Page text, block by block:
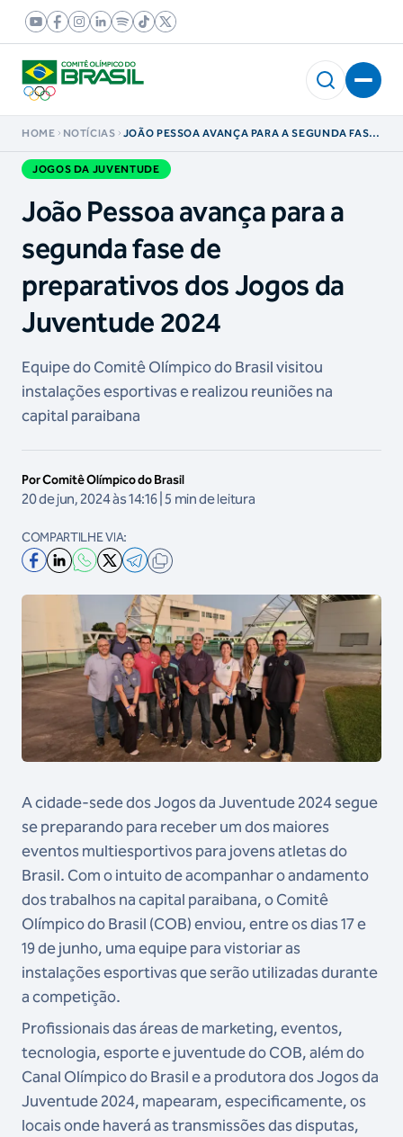
HOME NOTÍCIAS
JOÃO PESSOA AVANÇA PARA A SEGUNDA FASE
2024
JOGOS DA JUVENTUDE
João Pessoa avança para a
segunda fase de
preparativos dos Jogos da
Juventude 2024
Equipe do Comitê Olímpico do Brasil visitou
instalações esportivas e realizou reuniões na
capital paraibana
Por Comitê Olímpico do Brasil
20 de jun, 2024 às 14:16 | 5 min de leitura
COMPARTILHE VIA:
A cidade-sede dos Jogos da Juventude 2024 segue
se preparando para receber um dos maiores
eventos multiesportivos para jovens atletas do
Brasil. Com o intuito de acompanhar o andamento
dos trabalhos na capital paraibana, o Comitê
Olímpico do Brasil (COB) enviou, entre os dias 17 e
19 de junho, uma equipe para vistoriar as
instalações esportivas que serão utilizadas durante
a competição.
Profissionais das áreas de marketing, eventos,
tecnologia, esporte e juventude do COB, além do
Canal Olímpico do Brasil e a produtora dos Jogos da
Juventude 2024, mapearam, especificamente, os
locais onde haverá as transmissões das disputas,